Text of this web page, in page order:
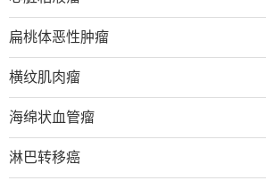
扁桃体恶性肿瘤
横纹肌肉瘤
海绵状血管瘤
淋巴转移癌